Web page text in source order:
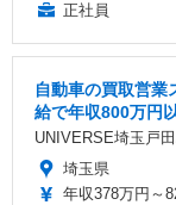
正社員
自動車の買取営業
給で年収800万円
UNIVERSE埼玉戸
埼玉県
年収378万円～